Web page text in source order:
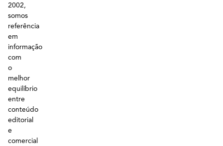
2002,
somos
referência
em
informação
com
o
melhor
equilíbrio
entre
conteúdo
editorial
e
comercial